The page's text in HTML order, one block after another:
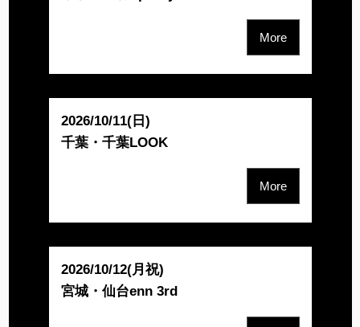
More
2026/10/11(日)
千葉・千葉LOOK
More
2026/10/12(月祝)
宮城・仙台enn 3rd